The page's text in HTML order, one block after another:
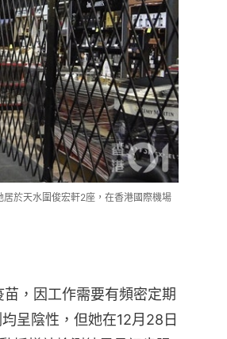
於天水圍俊宏軒2座，在香港國際機場
，因工作需要有頻密定期
呈陰性，但她在12月28日